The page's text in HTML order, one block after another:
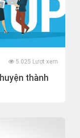
5.025 Lượt xem
thành